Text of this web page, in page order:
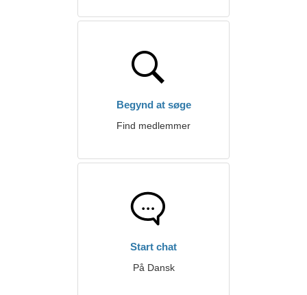
Begynd at søge
Find medlemmer
Start chat
På Dansk